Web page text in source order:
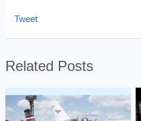
Tweet
Related Posts